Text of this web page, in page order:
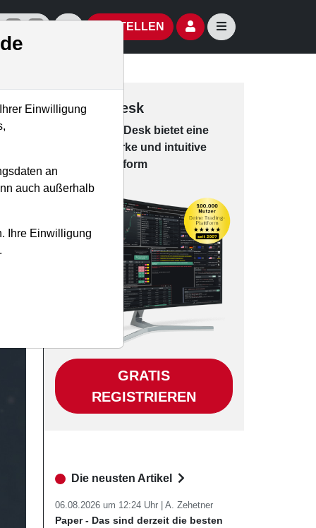
Social Media-Accounts
Aktien- und Artikelsuche öffnen
BESTELLEN Seitennavigation
Trading-Desk
Desk bie­tet eine
leis­tungs­star­ke und in­tui­tive
Han­dels­platt­form
GRATIS
REGISTRIEREN
Die neusten Artikel
06.08.2026 um 12:24 Uhr | A. Zehetner
Paper - Das sind derzeit die besten
Einwilligung
an
auch außerhalb
Ihre Einwilligung